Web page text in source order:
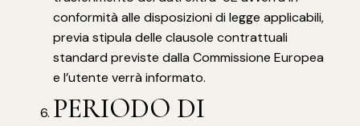
conformità alle disposizioni di legge applicabili,
previa stipula delle clausole contrattuali
standard previste dalla Commissione Europea
e l’utente verrà informato.
PERIODO DI